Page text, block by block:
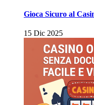
Gioca Sicuro al
15 Dic 2025